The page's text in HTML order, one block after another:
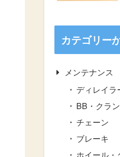
カテゴリー
メンテナンス
ディレイラ
BB・クラ
チェーン
ブレーキ
ホイール・